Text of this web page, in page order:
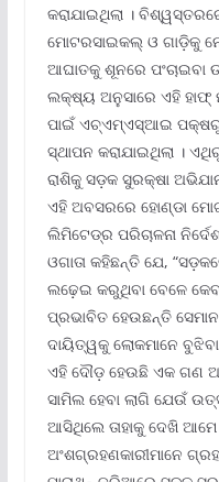
କରାଯାଇଥିଲା ।
ମୋଟରସାଇକଲ୍ ଓ ଗାଡ଼ିକୁ
ଆଘାତକୁ ଶୂନରେ ପଂଚାଇବା
ଲକ୍ଷ୍ୟ ଅନୁସାରେ ଏହି ହାଫ୍
ପାଇଁ ଏଚ୍‌ଏମ୍‌ଏସ୍‌ଆଇ
ସ୍ଥାପନ କରାଯାଇଥିଲା ।
ରାଶିକୁ ସଡ଼କ ସୁରକ୍ଷା
ଏହି ଅବସରରେ ହୋଣ୍ଡା
ଲିମିଟେଡ୍‌ର ପରିଚାଳନା
ଓଗାତା କହିଛନ୍ତି ଯେ,
ଲଢ଼େଇ କରୁଥିବା ବେଳେ
ପ୍ରଭାବିତ ହେଉଛନ୍ତି
ଦାୟିତ୍ୱକୁ ଲୋକମାନେ
ଏହି ଦୌଡ଼ ହେଉଛି ଏକ ଗଣ
ସାମିଲ ହେବା ଲାଗି ଯେଉଁ
ଆସିଥିଲେ ତାହାକୁ ଦେଖି
ଅଂଶଗ୍ରହଣକାରୀମାନେ